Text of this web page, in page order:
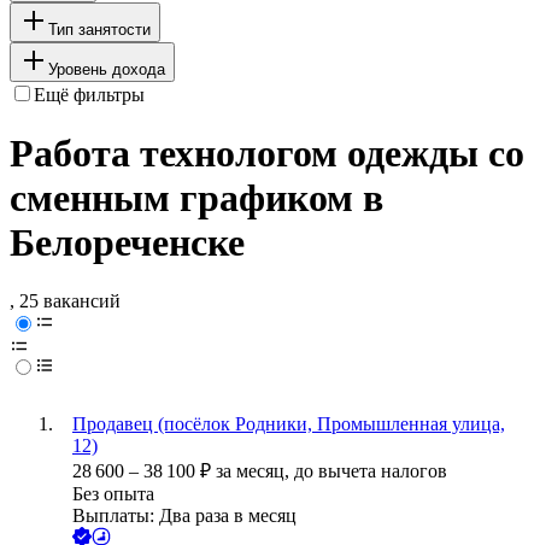
Тип занятости
Уровень дохода
Ещё фильтры
Работа технологом одежды со
сменным графиком в
Белореченске
, 25 вакансий
Продавец (посёлок Родники, Промышленная улица,
12)
28 600 – 38 100 ₽ за месяц, до вычета налогов
Без опыта
Выплаты: Два раза в месяц